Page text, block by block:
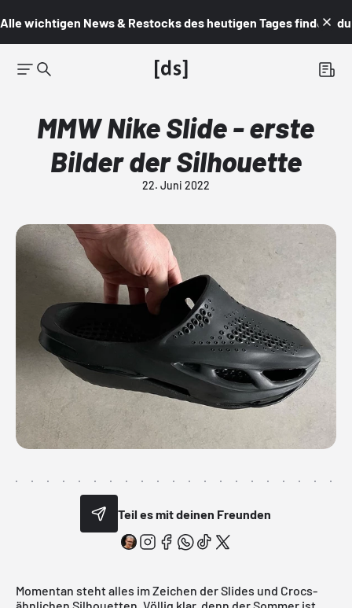
Alle wichtigen News & Restocks des heutigen Tages findest du
MMW Nike Slide - erste
Bilder der Silhouette
22. Juni 2022
Teil es mit deinen Freunden
Momentan steht alles im Zeichen der Slides und Crocs-